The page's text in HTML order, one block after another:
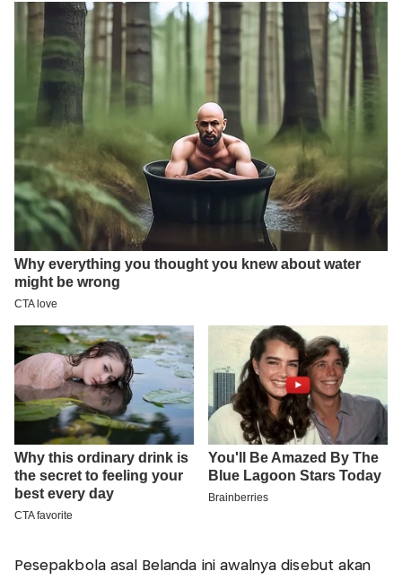
Pesepakbola asal Belanda ini awalnya disebut akan